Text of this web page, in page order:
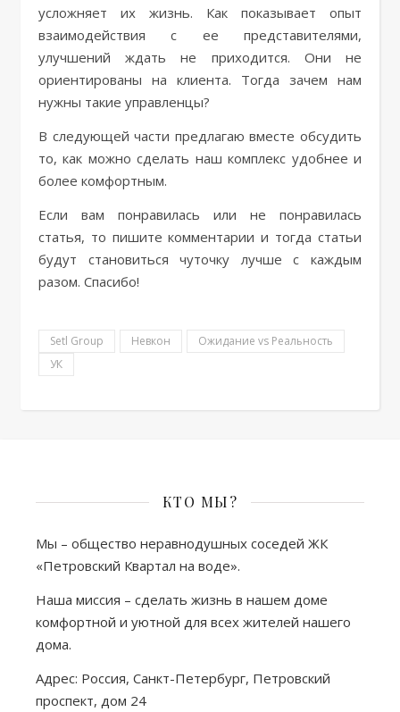
усложняет их жизнь. Как показывает опыт
взаимодействия с ее представителями,
улучшений ждать не приходится. Они не
ориентированы на клиента. Тогда зачем нам
нужны такие управленцы?
В следующей части предлагаю вместе обсудить
то, как можно сделать наш комплекс удобнее и
более комфортным.
Если вам понравилась или не понравилась
статья, то пишите комментарии и тогда статьи
будут становиться чуточку лучше с каждым
разом. Спасибо!
Setl Group Невкон
Ожидание vs Реальность
УК
КТО МЫ?
Мы – общество неравнодушных соседей ЖК
«Петровский Квартал на воде».
Наша миссия – сделать жизнь в нашем доме
комфортной и уютной для всех жителей нашего
дома.
Адрес: Россия, Санкт-Петербург, Петровский
проспект, дом 24